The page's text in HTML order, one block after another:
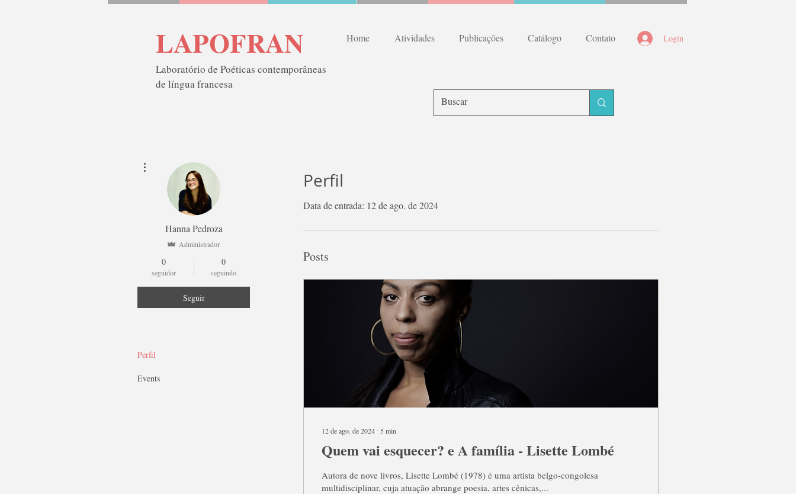
LAPOFRAN Home Atividades Publicações Catálogo Contato Login
Laboratório de Poéticas contemporâneas
de língua francesa
Perfil
Data de entrada: 12 de ago. de 2024
Posts
12 de ago. de 2024 ∙ 5 min
Quem vai esquecer? e A família - Lisette Lombé
Autora de nove livros, Lisette Lombé (1978) é uma artista belgo-congolesa
multidisciplinar, cuja atuação abrange poesia, artes cênicas,...
Hanna Pedroza
Administrador
0
seguidor
0
seguindo
Seguir
Perfil
Events